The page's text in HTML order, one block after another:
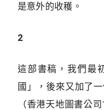
是意外的收穫。
2
這部書稿，我們最
國」，後來又加了
（香港天地圖書公